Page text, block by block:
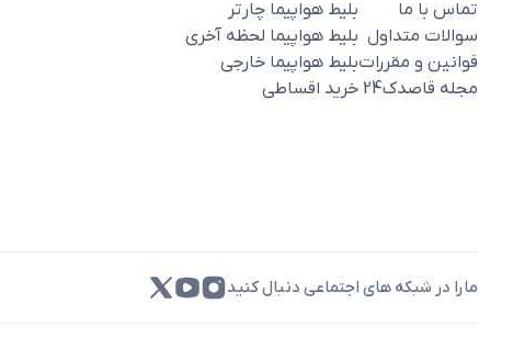
تماس با ما
سوالات متداول
قوانین و مقررات
مجله قاصدک‌24
بلیط هواپیما چارتر
بلیط هواپیما لحظه آخری
بلیط هواپیما خارجی
خرید اقساطی
مارا در شبکه های اجتماعی دنبال کنید